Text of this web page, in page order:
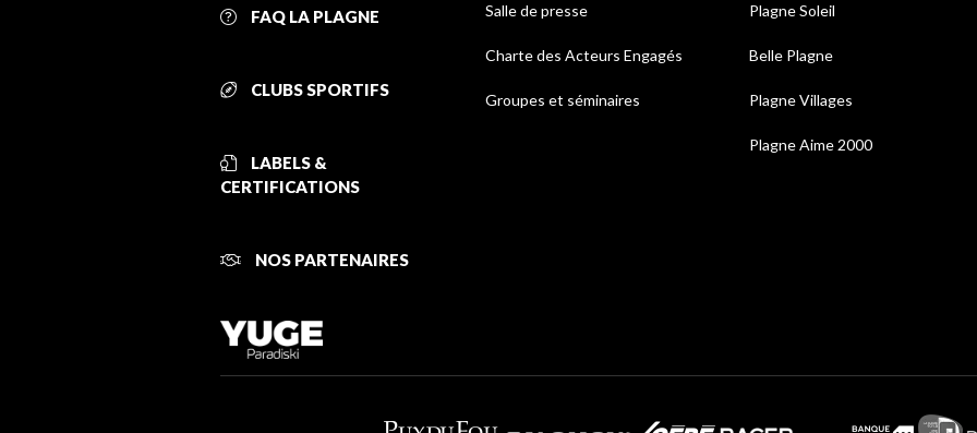
FAQ LA PLAGNE
CLUBS SPORTIFS
LABELS &
CERTIFICATIONS
NOS PARTENAIRES
Salle de presse
Charte des Acteurs Engagés
Groupes et séminaires
Plagne Soleil
Belle Plagne
Plagne Villages
Plagne Aime 2000